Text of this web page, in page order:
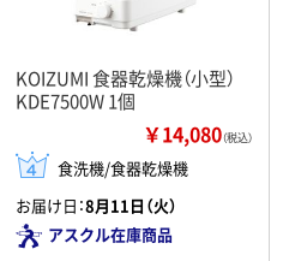
KOIZUMI 食器乾燥機（小型）
KDE7500W 1個
￥14,080（税込）
食洗機/食器乾燥機
お届け日：8月11日（火）
アスクル在庫商品